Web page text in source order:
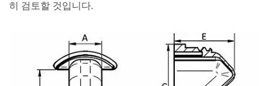
히 검토할 것입니다.